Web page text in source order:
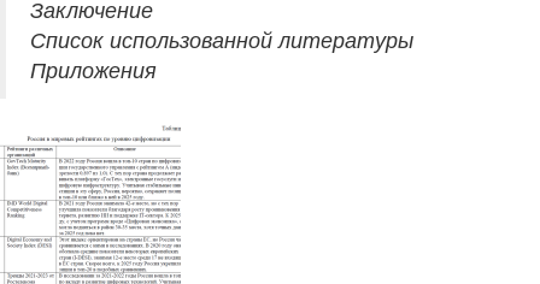
Заключение
Список использованной литературы
Приложения